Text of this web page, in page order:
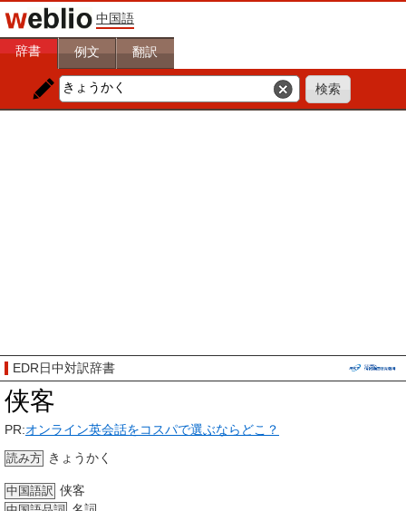
中国語
辞書 例文 翻訳
EDR日中対訳辞書
侠客
PR:オンライン英会話をコスパで選ぶならどこ？
読み方 きょうかく
中国語訳 侠客